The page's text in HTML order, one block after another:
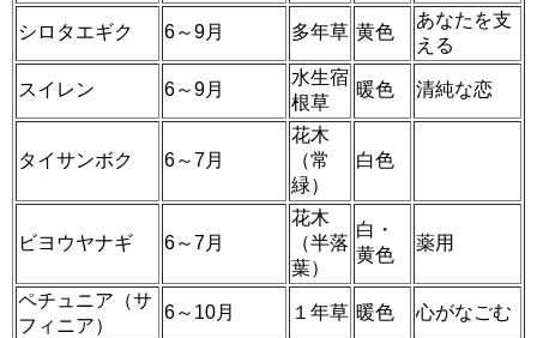
シロタエギク 6～9月 多年草 黄色
あなたを支
える
スイレン 6～9月
水生宿
根草
暖色 清純な恋
タイサンボク 6～7月
花木
（常
緑）
白色
ビヨウヤナギ 6～7月
花木
（半落
葉）
白・
黄色
薬用
ペチュニア（サ
フィニア）
6～10月 １年草 暖色 心がなごむ